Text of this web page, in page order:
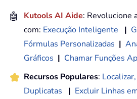
🤖 Kutools AI Aide: Revolucione
com: Execução Inteligente |
Fórmulas Personalizadas |
Gráficos | Chamar Funções
Recursos Populares:
Duplicatas
| Excluir Linhas